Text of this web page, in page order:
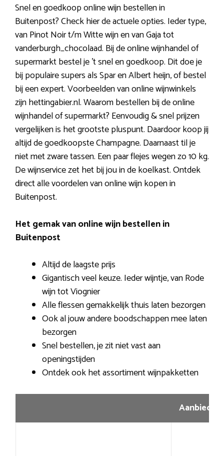
Snel en goedkoop online wijn bestellen in
Buitenpost? Check hier de actuele opties. Ieder type,
van Pinot Noir t/m Witte wijn en van Gaja tot
vanderburgh_chocolaad. Bij de online wijnhandel of
supermarkt bestel je ’t snel en goedkoop. Dit doe je
bij populaire supers als Spar en Albert heijn, of bestel
bij een expert. Voorbeelden van online wijnwinkels
zijn hettingabier.nl. Waarom bestellen bij de online
wijnhandel of supermarkt? Eenvoudig & snel prijzen
vergelijken is het grootste pluspunt. Daardoor koop jij
altijd de goedkoopste Champagne. Daarnaast til je
niet met zware tassen. Een paar flejes wegen zo 10 kg.
De wijnservice zet het bij jou in de koelkast. Ontdek
direct alle voordelen van online wijn kopen in
Buitenpost.
Het gemak van online wijn bestellen in
Buitenpost
Altijd de laagste prijs
Gigantisch veel keuze. Ieder wijntje, van Rode
wijn tot Viognier
Alle flessen gemakkelijk thuis laten bezorgen
Ook al jouw andere boodschappen mee laten
bezorgen
Snel bestellen, je zit niet vast aan
openingstijden
Ontdek ook het assortiment wijnpakketten